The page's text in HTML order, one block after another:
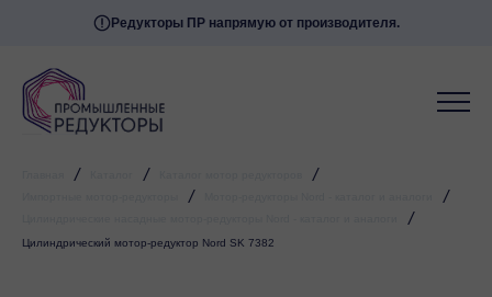
Редукторы ПР напрямую от производителя.
/ / /
/ /
/
Цилиндрический мотор-редуктор Nord SK 7382
Свяжитесь с нами через любой удобный
мессенджер!